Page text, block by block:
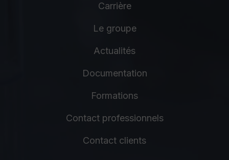
Carrière
Le groupe
Actualités
Documentation
Formations
Contact professionnels
Contact clients